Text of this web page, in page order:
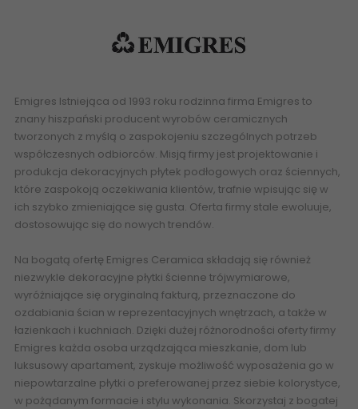
Emigres Istniejąca od 1993 roku rodzinna firma Emigres to
znany hiszpański producent wyrobów ceramicznych
tworzonych z myślą o zaspokojeniu szczególnych potrzeb
współczesnych odbiorców. Misją firmy jest projektowanie i
produkcja dekoracyjnych płytek podłogowych oraz ściennych,
które zaspokoją oczekiwania klientów, trafnie wpisując się w
ich szybko zmieniające się gusta. Oferta firmy stale ewoluuje,
dostosowując się do nowych trendów.
Na bogatą ofertę Emigres Ceramica składają się również
niezwykle dekoracyjne płytki ścienne trójwymiarowe,
wyróżniające się oryginalną fakturą, przeznaczone do
ozdabiania ścian w reprezentacyjnych wnętrzach, a także w
łazienkach i kuchniach. Dzięki dużej różnorodności oferty firmy
Emigres każda osoba urządzająca mieszkanie, dom lub
luksusowy apartament, zyskuje możliwość wyposażenia go w
niepowtarzalne płytki o preferowanej przez siebie kolorystyce,
w pożądanym formacie i stylu wykonania. Skorzystaj z bogatej